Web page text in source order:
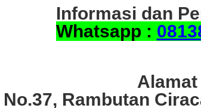
Informasi dan
Whatsapp :
Alamat
Rambutan